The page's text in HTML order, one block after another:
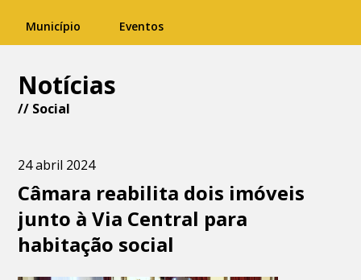
Município Eventos
Notícias
// Social
24 abril 2024
Câmara reabilita dois imóveis
junto à Via Central para
habitação social